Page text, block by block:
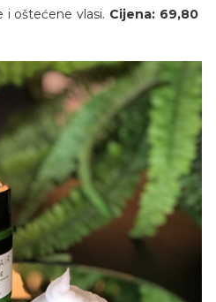
i oštećene vlasi. Cijena: 69,80